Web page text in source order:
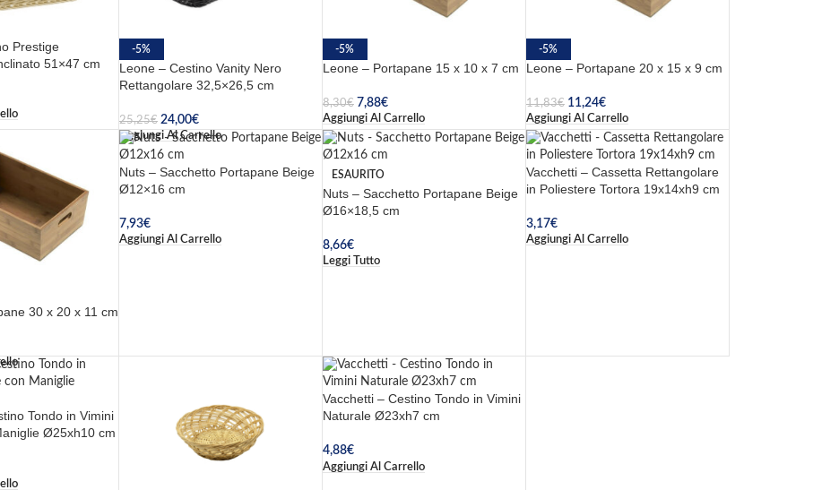
Prestige
51×47 cm
-5%
Leone – Cestino Vanity Nero
Rettangolare 32,5×26,5 cm
25,25€ 24,00€
Aggiungi Al Carrello
-5%
Leone – Portapane 15 x 10 x 7 cm
8,30€ 7,88€
Aggiungi Al Carrello
-5%
Leone – Portapane 20 x 15 x 9 cm
11,83€ 11,24€
Aggiungi Al Carrello
30 x 20 x 11 cm
Nuts – Sacchetto Portapane Beige
Ø12×16 cm
7,93€
Aggiungi Al Carrello
ESAURITO
Nuts – Sacchetto Portapane Beige
Ø16×18,5 cm
8,66€
Leggi Tutto
Vacchetti – Cassetta Rettangolare
in Poliestere Tortora 19x14xh9 cm
3,17€
Aggiungi Al Carrello
Tondo in Vimini
Ø25xh10 cm
Vacchetti – Cestino Tondo in Vimini
Naturale Ø23xh7 cm
4,88€
Aggiungi Al Carrello